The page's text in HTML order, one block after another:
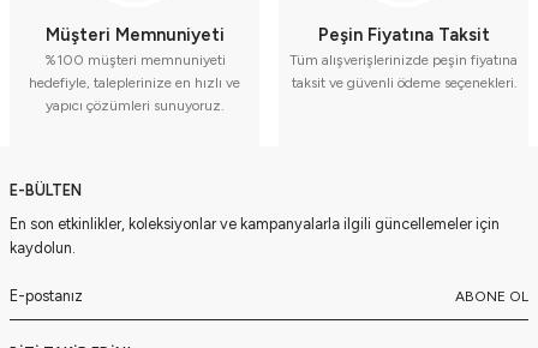
Müşteri Memnuniyeti
%100 müşteri memnuniyeti
hedefiyle, taleplerinize en hızlı ve
yapıcı çözümleri sunuyoruz.
Peşin Fiyatına Taksit
Tüm alışverişlerinizde peşin fiyatına
taksit ve güvenli ödeme seçenekleri.
E-BÜLTEN
En son etkinlikler, koleksiyonlar ve kampanyalarla ilgili güncellemeler için
kaydolun.
ABONE OL